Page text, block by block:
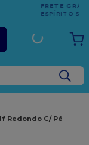
PARA O
Redondo C/ Pé